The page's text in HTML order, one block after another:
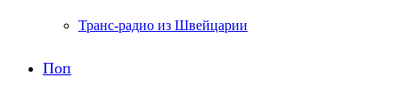
Транс-радио из Швейцарии
Поп